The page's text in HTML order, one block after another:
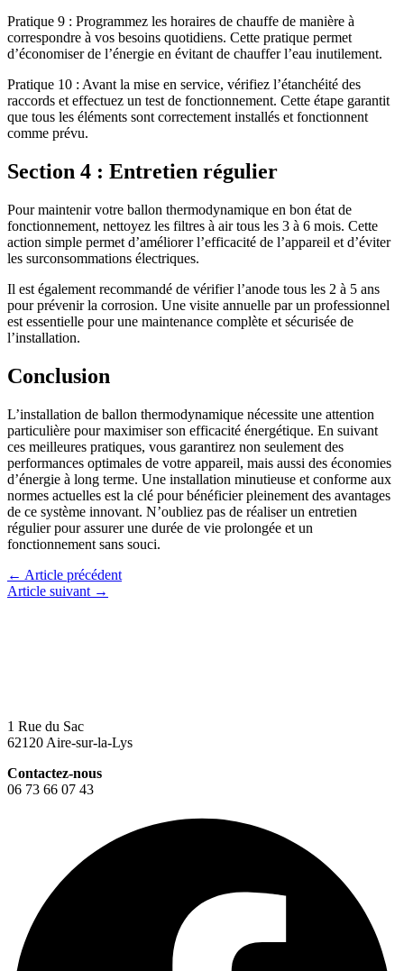
Pratique 9 : Programmez les horaires de chauffe de manière à
correspondre à vos besoins quotidiens. Cette pratique permet
d’économiser de l’énergie en évitant de chauffer l’eau inutilement.
Pratique 10 : Avant la mise en service, vérifiez l’étanchéité des
raccords et effectuez un test de fonctionnement. Cette étape garantit
que tous les éléments sont correctement installés et fonctionnent
comme prévu.
Section 4 : Entretien régulier
Pour maintenir votre ballon thermodynamique en bon état de
fonctionnement, nettoyez les filtres à air tous les 3 à 6 mois. Cette
action simple permet d’améliorer l’efficacité de l’appareil et d’éviter
les surconsommations électriques.
Il est également recommandé de vérifier l’anode tous les 2 à 5 ans
pour prévenir la corrosion. Une visite annuelle par un professionnel
est essentielle pour une maintenance complète et sécurisée de
l’installation.
Conclusion
L’installation de ballon thermodynamique nécessite une attention
particulière pour maximiser son efficacité énergétique. En suivant
ces meilleures pratiques, vous garantirez non seulement des
performances optimales de votre appareil, mais aussi des économies
d’énergie à long terme. Une installation minutieuse et conforme aux
normes actuelles est la clé pour bénéficier pleinement des avantages
de ce système innovant. N’oubliez pas de réaliser un entretien
régulier pour assurer une durée de vie prolongée et un
fonctionnement sans souci.
← Article précédent
Article suivant →
1 Rue du Sac
62120 Aire-sur-la-Lys
Contactez-nous
06 73 66 07 43